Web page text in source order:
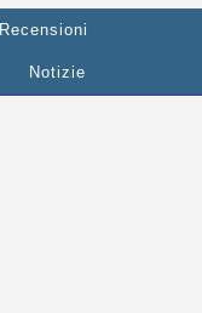
Recensioni
Notizie